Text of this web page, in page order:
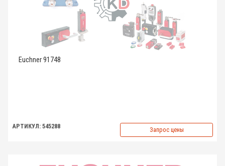
Euchner 91748
АРТИКУЛ: 545288 Запрос цены